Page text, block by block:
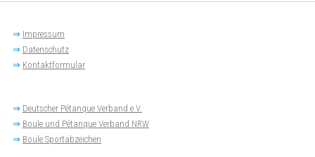
⇒ Impressum
⇒ Datenschutz
⇒ Kontaktformular
⇒ Deutscher Pétanque Verband e.V.
⇒ Boule und Pétanque Verband NRW
⇒ Boule Sportabzeichen